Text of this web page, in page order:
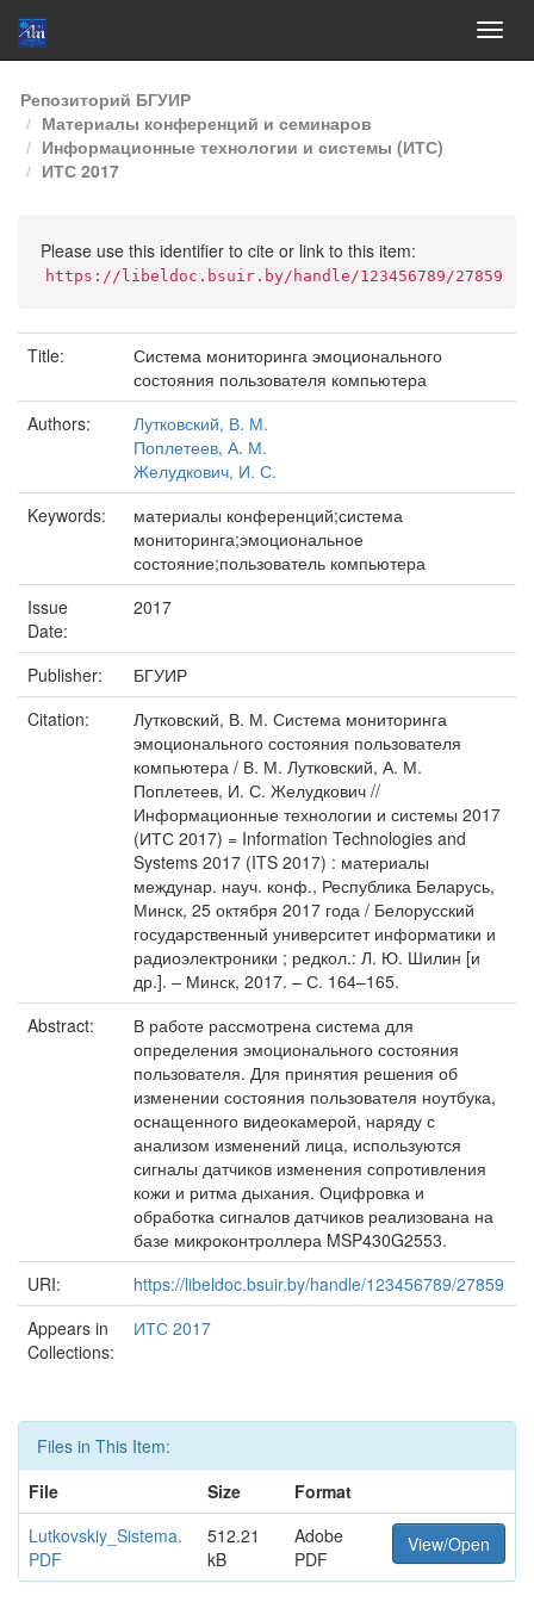
Skip
navigation
Репозиторий БГУИР
Материалы конференций и семинаров
Информационные технологии и системы (ИТС)
ИТС 2017
Please use this identifier to cite or link to this item:
https://libeldoc.bsuir.by/handle/123456789/27859
Title:
Система мониторинга эмоционального
состояния пользователя компьютера
Authors:
Лутковский, В. М.
Поплетеев, А. М.
Желудкович, И. С.
Keywords:
материалы конференций;система
мониторинга;эмоциональное
состояние;пользователь компьютера
Issue
Date:
2017
Publisher:
БГУИР
Citation:
Лутковский, В. М. Система мониторинга
эмоционального состояния пользователя
компьютера / В. М. Лутковский, А. М.
Поплетеев, И. С. Желудкович //
Информационные технологии и системы 2017
(ИТС 2017) = Information Technologies and
Systems 2017 (ITS 2017) : материалы
междунар. науч. конф., Республика Беларусь,
Минск, 25 октября 2017 года / Белорусский
государственный университет информатики и
радиоэлектроники ; редкол.: Л. Ю. Шилин [и
др.]. – Минск, 2017. – С. 164–165.
Abstract:
В работе рассмотрена система для
определения эмоционального состояния
пользователя. Для принятия решения об
изменении состояния пользователя ноутбука,
оснащенного видеокамерой, наряду с
анализом изменений лица, используются
сигналы датчиков изменения сопротивления
кожи и ритма дыхания. Оцифровка и
обработка сигналов датчиков реализована на
базе микроконтроллера MSP430G2553.
URI:
https://libeldoc.bsuir.by/handle/123456789/27859
Appears in
Collections:
ИТС 2017
Files in This Item:
File
Size
Format
Lutkovskiy_Sistema.
PDF
512.21
kB
Adobe
PDF
View/Open